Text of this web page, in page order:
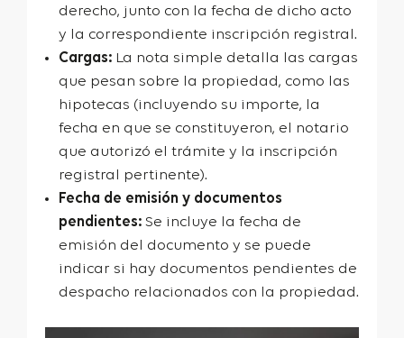
derecho, junto con la fecha de dicho acto
y la correspondiente inscripción registral.
Cargas: La nota simple detalla las cargas
que pesan sobre la propiedad, como las
hipotecas (incluyendo su importe, la
fecha en que se constituyeron, el notario
que autorizó el trámite y la inscripción
registral pertinente).
Fecha de emisión y documentos
pendientes: Se incluye la fecha de
emisión del documento y se puede
indicar si hay documentos pendientes de
despacho relacionados con la propiedad.